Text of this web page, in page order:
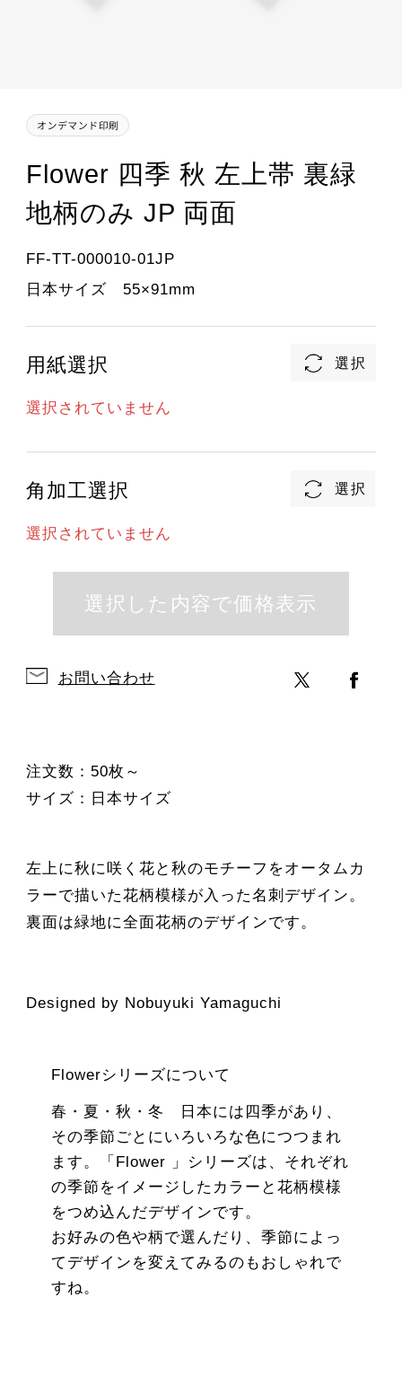
Flower 四季 秋 左上帯 裏緑
地柄のみ JP 両面
FF-TT-000010-01JP
日本サイズ 55×91mm
用紙選択
選択されていません
角加工選択
選択されていません
お問い合わせ
注文数：50枚～
サイズ：日本サイズ
左上に秋に咲く花と秋のモチーフをオータムカ
ラーで描いた花柄模様が入った名刺デザイン。
裏面は緑地に全面花柄のデザインです。
Designed by Nobuyuki Yamaguchi
Flowerシリーズについて
春・夏・秋・冬 日本には四季があり、
その季節ごとにいろいろな色につつまれ
ます。「Flower 」シリーズは、それぞれ
の季節をイメージしたカラーと花柄模様
をつめ込んだデザインです。
お好みの色や柄で選んだり、季節によっ
てデザインを変えてみるのもおしゃれで
すね。